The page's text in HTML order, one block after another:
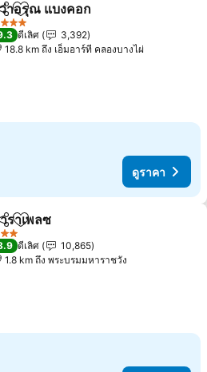
ร์ เพิ่มในรายการโปรด
าอรุณ แบงคอก
าว
ดีเลิศ
3,392
18.8 km ถึง เอ็มอาร์ที คลองบางไผ่
ดูราคา
ร์ เพิ่มในรายการโปรด
ราเพลซ
าว
ดีเลิศ
10,865
1.8 km ถึง พระบรมมหาราชวัง